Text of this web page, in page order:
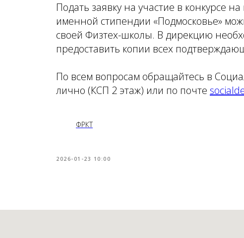
Подать заявку на участие в конкурсе
именной стипендии «Подмосковье»
своей Физтех-школы. В дирекцию
предоставить копии всех
По всем вопросам обращайтесь в
лично (КСП 2 этаж) или по почте
ФРКТ
2026-01-23 10:00